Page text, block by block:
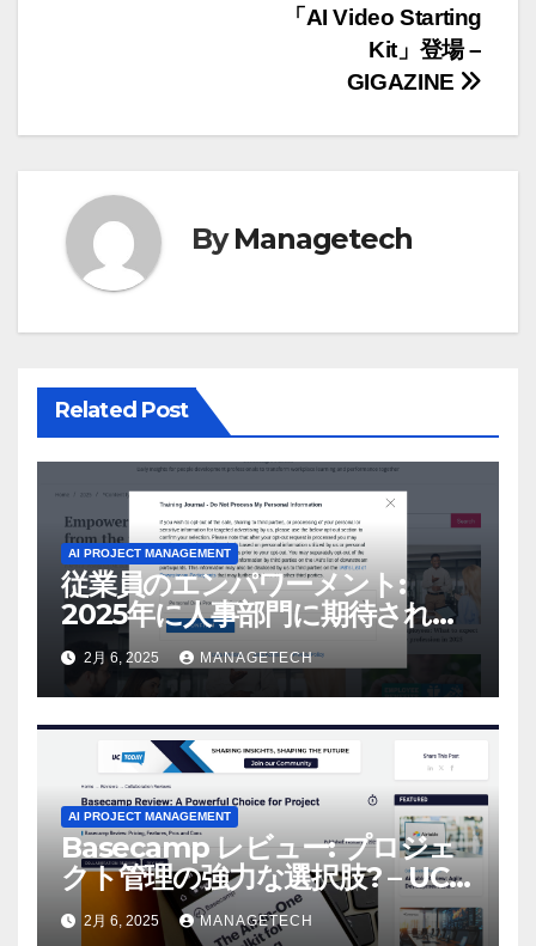
ョ
ン
「AI Video Starting
Kit」登場 –
GIGAZINE
ByManagetech
Related Post
AI PROJECT MANAGEMENT
従業員のエンパワーメント:
2025年に人事部門に期待される
こと –
2月 6, 2025 MANAGETECH
AI PROJECT MANAGEMENT
Basecamp レビュー: プロジェ
クト管理の強力な選択肢? – UC
Today
2月 6, 2025 MANAGETECH